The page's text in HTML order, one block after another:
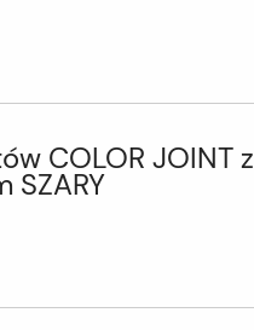
COLOR JOINT z
SZARY